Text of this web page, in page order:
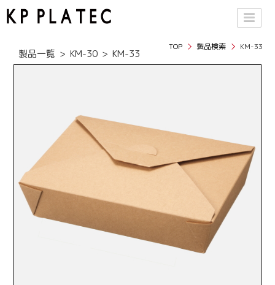
TOP 製品検索 KM-33
製品一覧 KM-30 KM-33